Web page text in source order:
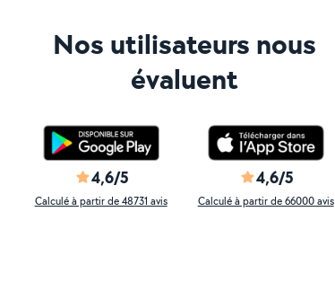
Nos utilisateurs nous
évaluent
4,6/5
Calculé à partir de 48731 avis
4,6/5
Calculé à partir de 66000 avis